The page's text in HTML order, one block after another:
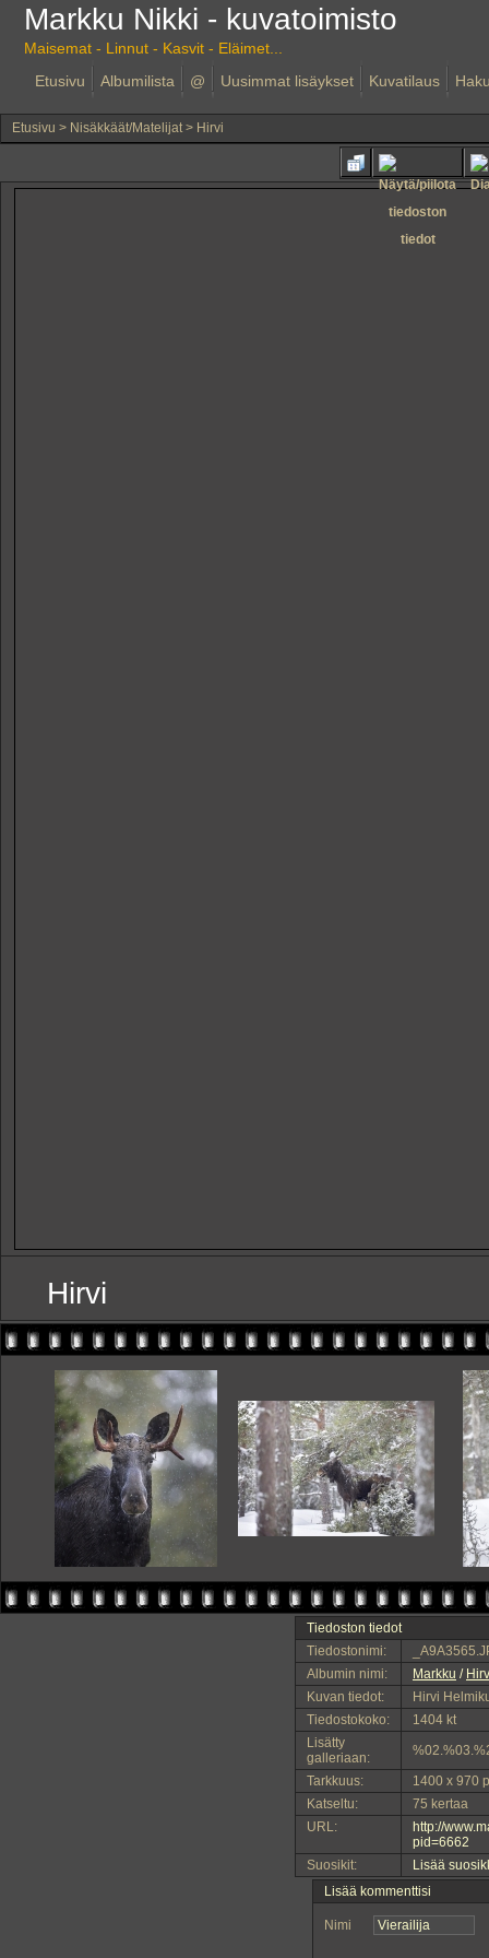
Markku Nikki - kuvatoimisto
Maisemat - Linnut - Kasvit - Eläimet...
Etusivu
Albumilista @ Uusimmat lisäykset Kuvatilaus
Etusivu > Nisäkkäät/Matelijat> Hirvi
Hirvi
Tiedoston tiedot
Tiedostonimi:
Albumin nimi:
Markku /
Kuvan tiedot:
Hirvi
Tiedostokoko:
1404 kt
Lisätty
galleriaan:
Tarkkuus:
1400 x 970
Katseltu:
75 kertaa
URL:
http://
pid=6662
Suosikit:
Lisää
Lisää kommenttisi
Nimi